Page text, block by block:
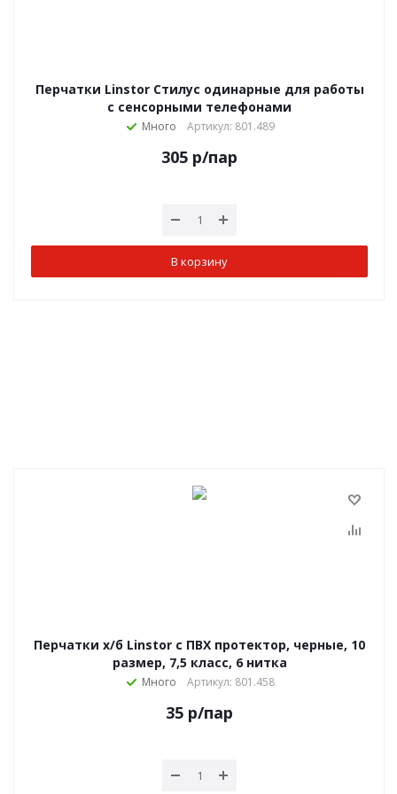
Перчатки Linstor Стилус одинарные для работы
с сенсорными телефонами
Много Артикул: 801.489
305 р/пар
В корзину
Перчатки х/б Linstor с ПВХ протектор, черные, 10
размер, 7,5 класс, 6 нитка
Много Артикул: 801.458
35 р/пар